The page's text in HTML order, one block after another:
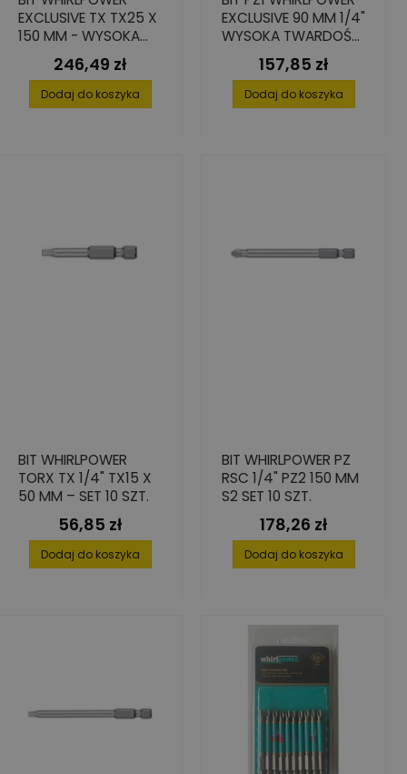
EXCLUSIVE TX TX25 X
150 MM - WYSOKA
TWARDOŚĆ, ZESTAW
10 SZT.Cena
246,49 zł
Dodaj do koszyka
EXCLUSIVE 90 MM 1/4"
WYSOKA TWARDOŚĆ
– ZESTAW 10 SZT.
Cena
157,85 zł
Dodaj do koszyka
BIT WHIRLPOWER
TORX TX 1/4" TX15 X
50 MM – SET 10 SZT.
Cena
56,85 zł
Dodaj do koszyka
BIT WHIRLPOWER PZ
RSC 1/4" PZ2 150 MM
S2 SET 10 SZT.
Cena
178,26 zł
Dodaj do koszyka